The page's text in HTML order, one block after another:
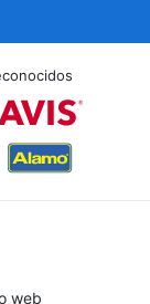
web